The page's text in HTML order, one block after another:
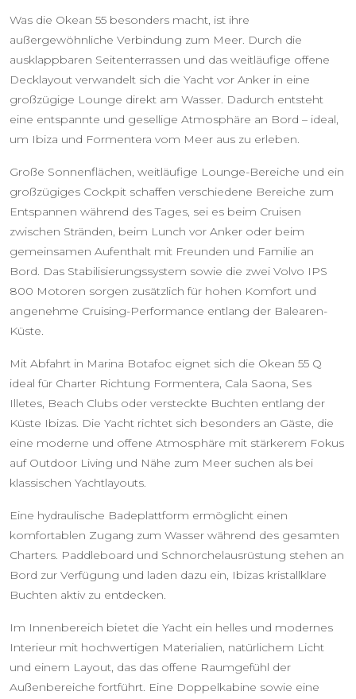
Was die Okean 55 besonders macht, ist ihre
außergewöhnliche Verbindung zum Meer. Durch die
ausklappbaren Seitenterrassen und das weitläufige offene
Decklayout verwandelt sich die Yacht vor Anker in eine
großzügige Lounge direkt am Wasser. Dadurch entsteht
eine entspannte und gesellige Atmosphäre an Bord – ideal,
um Ibiza und Formentera vom Meer aus zu erleben.
Große Sonnenflächen, weitläufige Lounge-Bereiche und ein
großzügiges Cockpit schaffen verschiedene Bereiche zum
Entspannen während des Tages, sei es beim Cruisen
zwischen Stränden, beim Lunch vor Anker oder beim
gemeinsamen Aufenthalt mit Freunden und Familie an
Bord. Das Stabilisierungssystem sowie die zwei Volvo IPS
800 Motoren sorgen zusätzlich für hohen Komfort und
angenehme Cruising-Performance entlang der Balearen-
Küste.
Mit Abfahrt in Marina Botafoc eignet sich die Okean 55 Q
ideal für Charter Richtung Formentera, Cala Saona, Ses
Illetes, Beach Clubs oder versteckte Buchten entlang der
Küste Ibizas. Die Yacht richtet sich besonders an Gäste, die
eine moderne und offene Atmosphäre mit stärkerem Fokus
auf Outdoor Living und Nähe zum Meer suchen als bei
klassischen Yachtlayouts.
Eine hydraulische Badeplattform ermöglicht einen
komfortablen Zugang zum Wasser während des gesamten
Charters. Paddleboard und Schnorchelausrüstung stehen an
Bord zur Verfügung und laden dazu ein, Ibizas kristallklare
Buchten aktiv zu entdecken.
Im Innenbereich bietet die Yacht ein helles und modernes
Interieur mit hochwertigen Materialien, natürlichem Licht
und einem Layout, das das offene Raumgefühl der
Außenbereiche fortführt. Eine Doppelkabine sowie eine